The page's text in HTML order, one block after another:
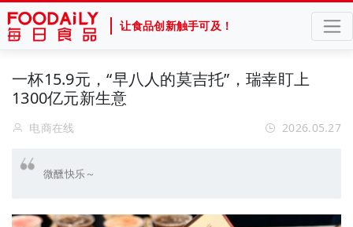
让食品创新触手可及！
一杯15.9元，“早八人的莫吉托”，瑞幸盯上
1300亿元新生意
电商在线 2026.05.27
微醺快乐～